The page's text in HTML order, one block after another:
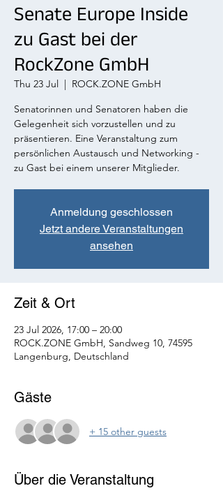
Senate Europe Inside
zu Gast bei der
RockZone GmbH
Thu 23 Jul
  |
ROCK.ZONE GmbH
Senatorinnen und Senatoren haben die
Gelegenheit sich vorzustellen und zu
präsentieren. Eine Veranstaltung zum
persönlichen Austausch und Networking -
zu Gast bei einem unserer Mitglieder.
Anmeldung geschlossen
Jetzt andere Veranstaltungen
ansehen
Zeit & Ort
23 Jul 2026, 17:00 – 20:00
ROCK.ZONE GmbH, Sandweg 10, 74595
Langenburg, Deutschland
Gäste
+ 15 other guests
Über die Veranstaltung